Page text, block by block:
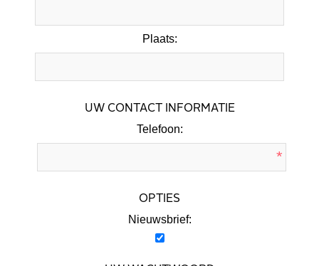
Plaats:
UW CONTACT INFORMATIE
Telefoon:
*
OPTIES
Nieuwsbrief: